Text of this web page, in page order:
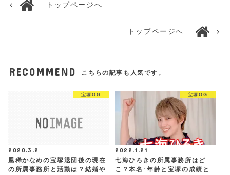
トップページへ
トップページへ
RECOMMEND こちらの記事も人気です。
宝塚OG
2020.3.2
凰稀かなめの宝塚退団後の現在
の所属事務所と活動は？結婚や
宝塚OG
2022.1.21
七海ひろきの所属事務所はど
こ？本名･年齢と宝塚の成績と